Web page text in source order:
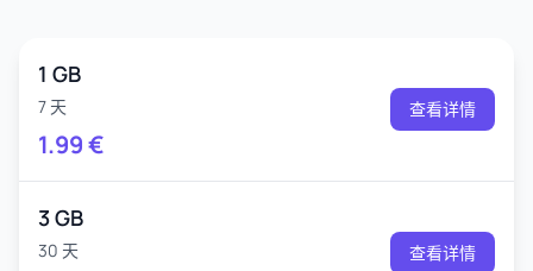
1 GB
7 天
1.99€
查看详情
3 GB
30 天 查看详情